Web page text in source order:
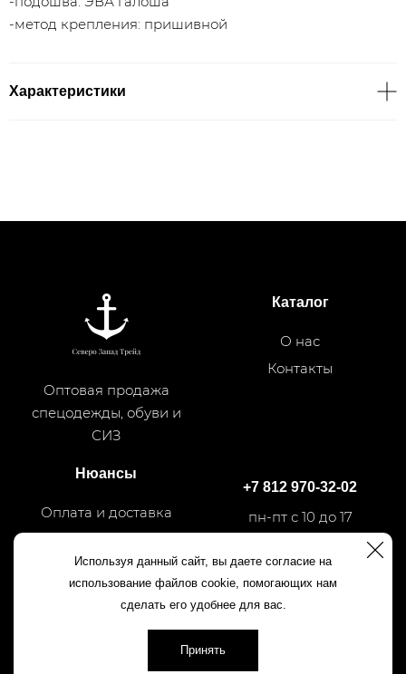
-метод крепления: пришивной
Характеристики
Оптовая продажа
спецодежды, обуви и
СИЗ
Каталог
О нас
Контакты
Нюансы
Оплата и доставка
+7 812 970-32-02
пн-пт с 10 до 17
+7 812 540-50-35
Используя данный сайт, вы даете согласие на
использование файлов cookie, помогающих нам
сделать его удобнее для вас.
Принять